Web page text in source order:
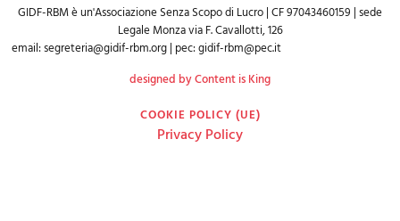
GIDF-RBM è un'Associazione Senza Scopo di Lucro | CF 97043460159 | sede
Legale Monza via F. Cavallotti, 126
email:segreteria@gidif-rbm.org| pec:gidif-rbm@pec.it
designed by Content is King
COOKIE POLICY (UE)
Privacy Policy